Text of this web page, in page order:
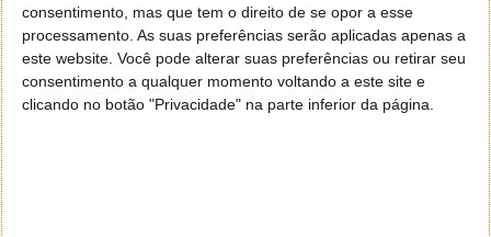
consentimento, mas que tem o direito de se opor a esse
processamento. As suas preferências serão aplicadas apenas a
este website. Você pode alterar suas preferências ou retirar seu
consentimento a qualquer momento voltando a este site e
clicando no botão "Privacidade" na parte inferior da página.